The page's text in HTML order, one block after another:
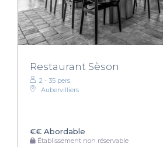
Restaurant Sèson
2 - 35 pers.
Aubervilliers
€€ Abordable
Établissement non réservable